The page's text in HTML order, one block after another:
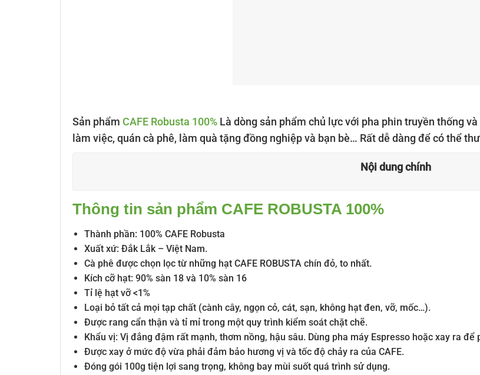
Sản phẩm CAFE Robusta 100% Là dòng sản phẩm chủ lực với pha phin truyền thống
làm việc, quán cà phê, làm quà tặng đồng nghiệp và bạn bè… Rất dễ dàng để có thể
Nội dung chính
Thông tin sản phẩm CAFE ROBUSTA 100%
Thành phần: 100% CAFE Robusta
Xuất xứ: Đắk Lắk – Việt Nam.
Cà phê được chọn lọc từ những hạt CAFE ROBUSTA chín đỏ, to nhất.
Kích cỡ hạt: 90% sàn 18 và 10% sàn 16
Tỉ lệ hạt vỡ <1%
Loại bỏ tất cả mọi tạp chất (cành cây, ngọn cỏ, cát, sạn, không hạt đen, vỡ, mốc…).
Được rang cẩn thận và tỉ mỉ trong một quy trình kiểm soát chặt chẽ.
Khẩu vị: Vị đắng đậm rất mạnh, thơm nồng, hậu sâu. Dùng pha máy Espresso hoặc xay ra để
Được xay ở mức độ vừa phải đảm bảo hương vị và tốc độ chảy ra của CAFE.
Đóng gói 100g tiện lợi sang trọng, không bay mùi suốt quá trình sử dụng.